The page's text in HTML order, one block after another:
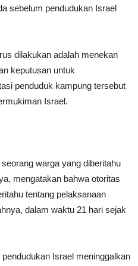
sebelum pendudukan Israel
dilakukan adalah menekan
keputusan untuk
penduduk kampung tersebut
Israel.
warga yang diberitahu
mengatakan bahwa otoritas
tentang pelaksanaan
dalam waktu 21 hari sejak
Israel meninggalkan